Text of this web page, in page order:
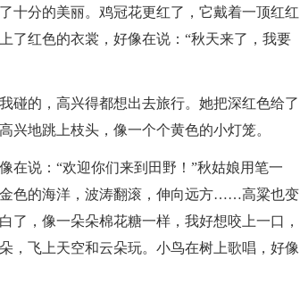
十分的美丽。鸡冠花更红了，它戴着一顶红红
了红色的衣裳，好像在说：“秋天来了，我要
碰的，高兴得都想出去旅行。她把深红色给了
兴地跳上枝头，像一个个黄色的小灯笼。
在说：“欢迎你们来到田野！”秋姑娘用笔一
色的海洋，波涛翻滚，伸向远方……高粱也变
了，像一朵朵棉花糖一样，我好想咬上一口，
，飞上天空和云朵玩。小鸟在树上歌唱，好像